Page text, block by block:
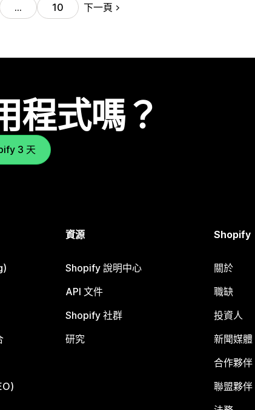
… 10 下一頁
程式嗎？
3 天
資源
Shopify 說明中心
API 文件
Shopify 社群
研究
Shopify
關於
職缺
投資人
新聞媒體
合作夥伴
聯盟夥伴